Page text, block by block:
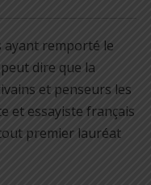
ayant remporté le
dire que la
et penseurs les
et essayiste français
premier lauréat